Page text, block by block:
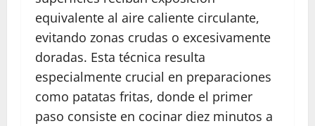
equivalente al aire caliente circulante,
evitando zonas crudas o excesivamente
doradas. Esta técnica resulta
especialmente crucial en preparaciones
como patatas fritas, donde el primer
paso consiste en cocinar diez minutos a